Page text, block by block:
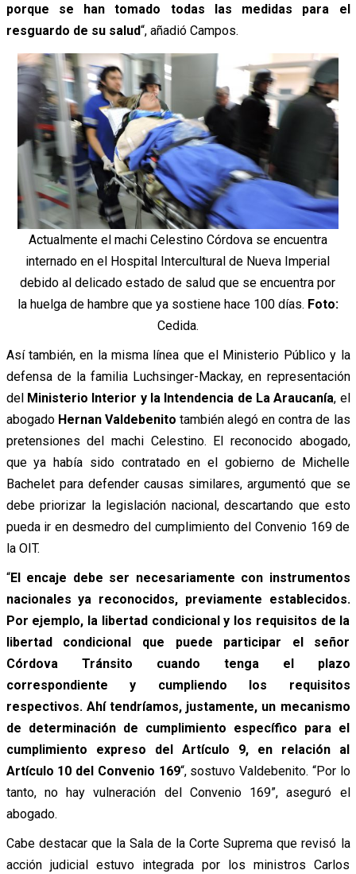
porque se han tomado todas las medidas para el
resguardo de su salud“, añadió Campos.
Actualmente el machi Celestino Córdova se encuentra
internado en el Hospital Intercultural de Nueva Imperial
debido al delicado estado de salud que se encuentra por
la huelga de hambre que ya sostiene hace 100 días. Foto:
Cedida.
Así también, en la misma línea que el Ministerio Público y la
defensa de la familia Luchsinger-Mackay, en representación
del Ministerio Interior y la Intendencia de La Araucanía, el
abogado Hernan Valdebenito también alegó en contra de las
pretensiones del machi Celestino. El reconocido abogado,
que ya había sido contratado en el gobierno de Michelle
Bachelet para defender causas similares, argumentó que se
debe priorizar la legislación nacional, descartando que esto
pueda ir en desmedro del cumplimiento del Convenio 169 de
la OIT.
“El encaje debe ser necesariamente con instrumentos
nacionales ya reconocidos, previamente establecidos.
Por ejemplo, la libertad condicional y los requisitos de la
libertad condicional que puede participar el señor
Córdova Tránsito cuando tenga el plazo
correspondiente y cumpliendo los requisitos
respectivos. Ahí tendríamos, justamente, un mecanismo
de determinación de cumplimiento específico para el
cumplimiento expreso del Artículo 9, en relación al
Artículo 10 del Convenio 169“, sostuvo Valdebenito. “Por lo
tanto, no hay vulneración del Convenio 169”, aseguró el
abogado.
Cabe destacar que la Sala de la Corte Suprema que revisó la
acción judicial estuvo integrada por los ministros Carlos